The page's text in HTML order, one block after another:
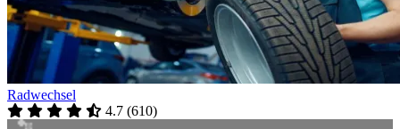
Radwechsel
4.7 (610)